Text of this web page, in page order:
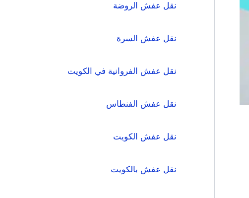
نقل عفش الروضة
نقل عفش السرة
نقل عفش الفروانية في الكويت
نقل عفش الفنطاس
نقل عفش الكويت
نقل عفش بالكويت